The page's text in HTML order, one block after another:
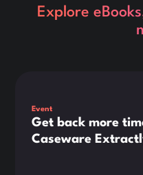
Explore
Event
Get back more
Caseware